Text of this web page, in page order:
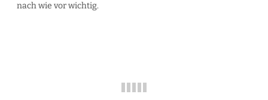
nach wie vor wichtig.